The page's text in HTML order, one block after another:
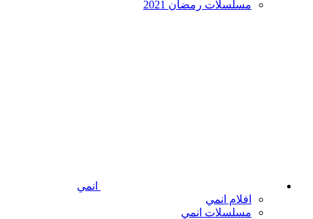
مسلسلات رمضان 2021
انمي
افلام انمي
مسلسلات انمي